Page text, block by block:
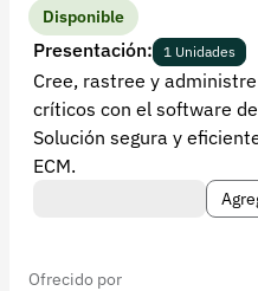
Disponible
Presentación: 1 Unidades
Cree, rastree y
críticos con el software
Solución segura y
ECM.
Ofrecido por
Soporte
+57 323 2931928
contacto@croper.com
© 2026 Croper.com Todos los